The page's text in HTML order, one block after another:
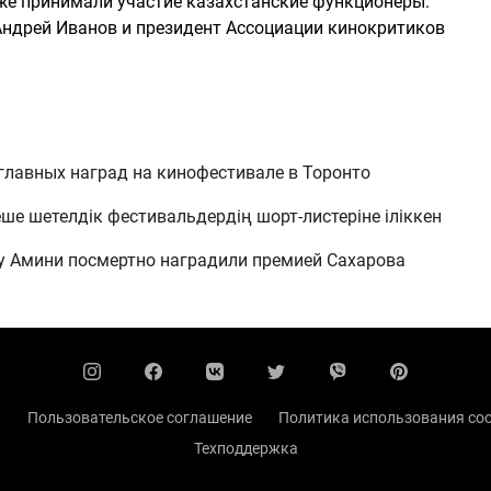
Иванов и президент Ассоциации кинокритиков
наград на кинофестивале в Торонто
шетелдік фестивальдердің шорт-листеріне іліккен
посмертно наградили премией Сахарова
Пользовательское соглашение Политика использования
Техподдержка